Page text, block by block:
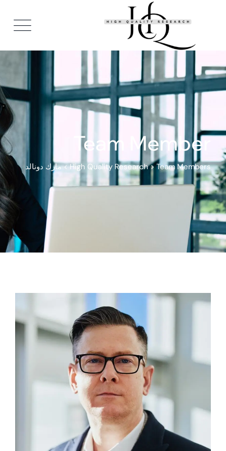
Team Member
High Quality Research>Team Members
>مارك دونالد